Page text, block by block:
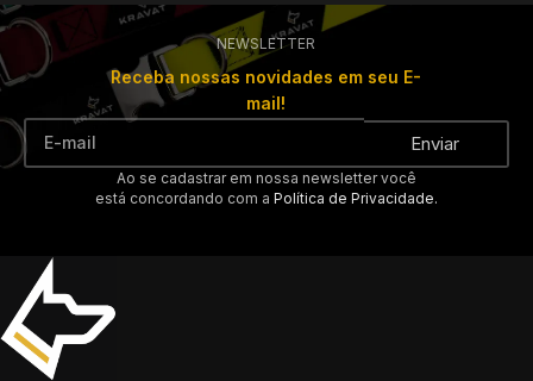
NEWSLETTER
Receba nossas novidades em seu E-
mail!
Enviar
Ao se cadastrar em nossa newsletter você
está concordando com a Política de Privacidade.